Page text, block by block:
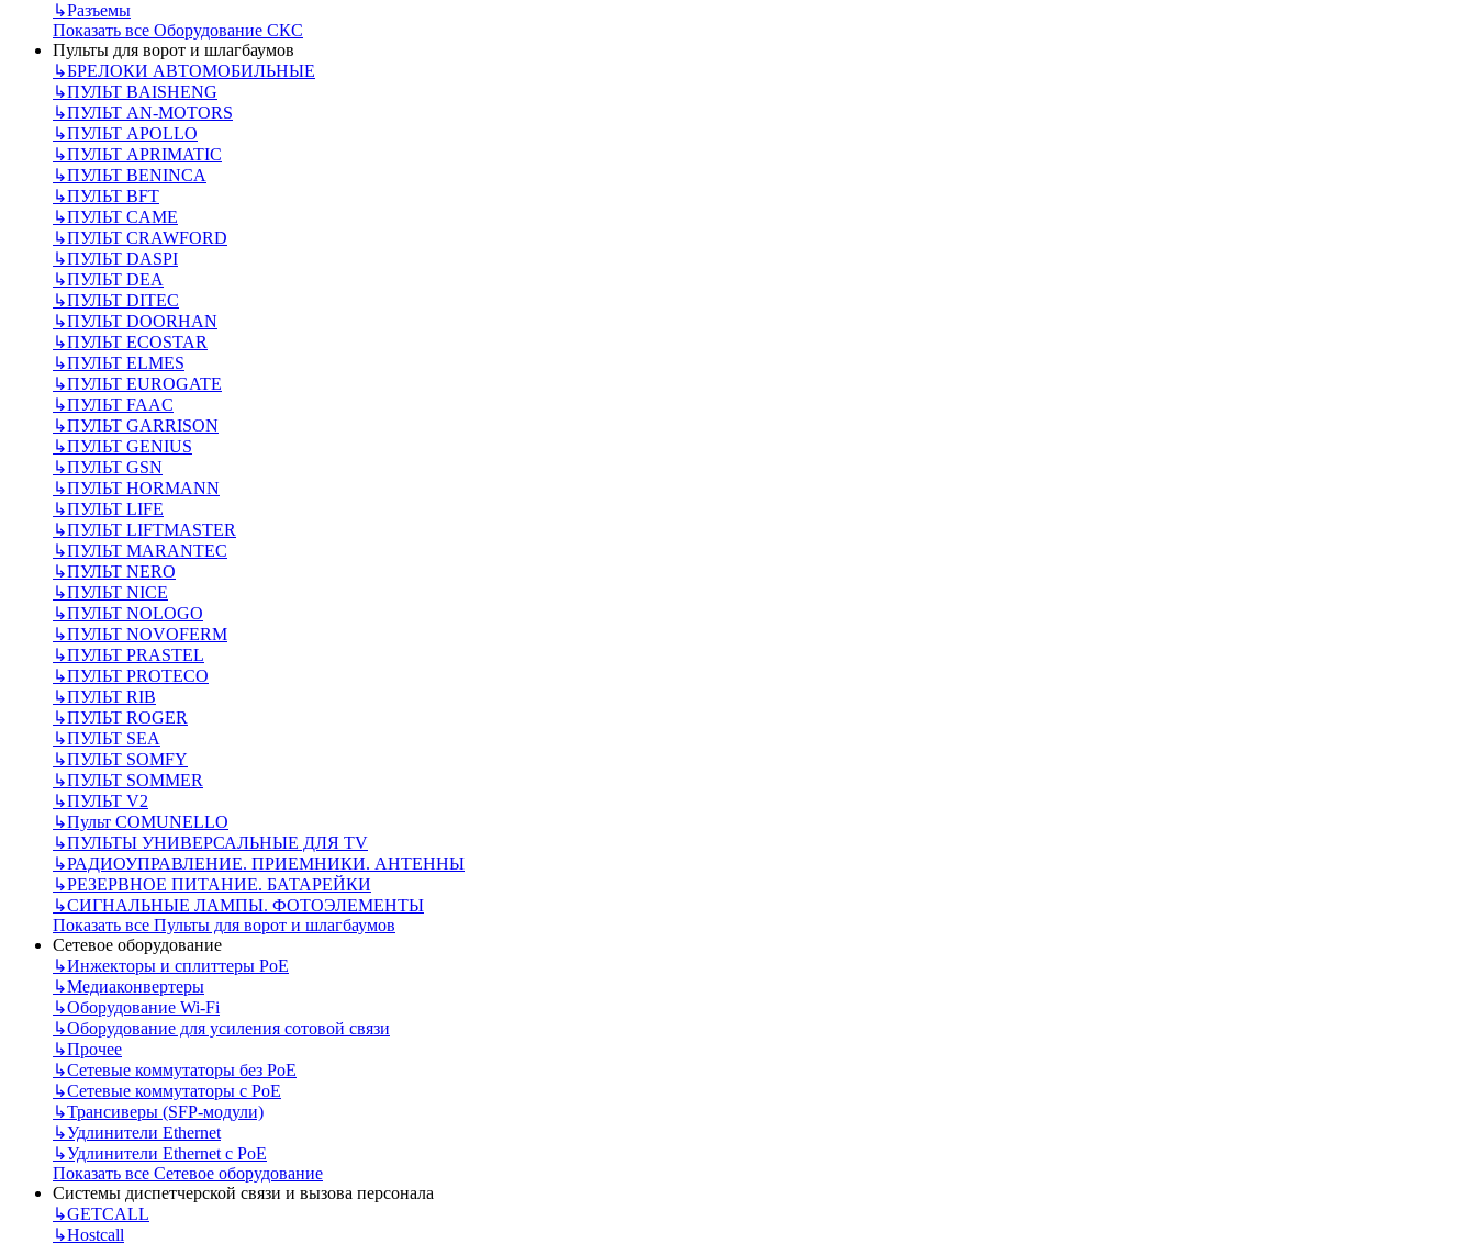
↳Разъемы
Показать все Оборудование СКС
Пульты для ворот и шлагбаумов
↳БРЕЛОКИ АВТОМОБИЛЬНЫЕ
↳ПУЛЬТ BAISHENG
↳ПУЛЬТ AN-MOTORS
↳ПУЛЬТ APOLLO
↳ПУЛЬТ APRIMATIC
↳ПУЛЬТ BENINCA
↳ПУЛЬТ BFT
↳ПУЛЬТ CAME
↳ПУЛЬТ CRAWFORD
↳ПУЛЬТ DASPI
↳ПУЛЬТ DEA
↳ПУЛЬТ DITEC
↳ПУЛЬТ DOORHAN
↳ПУЛЬТ ECOSTAR
↳ПУЛЬТ ELMES
↳ПУЛЬТ EUROGATE
↳ПУЛЬТ FAAC
↳ПУЛЬТ GARRISON
↳ПУЛЬТ GENIUS
↳ПУЛЬТ GSN
↳ПУЛЬТ HORMANN
↳ПУЛЬТ LIFE
↳ПУЛЬТ LIFTMASTER
↳ПУЛЬТ MARANTEC
↳ПУЛЬТ NERO
↳ПУЛЬТ NICE
↳ПУЛЬТ NOLOGO
↳ПУЛЬТ NOVOFERM
↳ПУЛЬТ PRASTEL
↳ПУЛЬТ PROTECO
↳ПУЛЬТ RIB
↳ПУЛЬТ ROGER
↳ПУЛЬТ SEA
↳ПУЛЬТ SOMFY
↳ПУЛЬТ SOMMER
↳ПУЛЬТ V2
↳Пульт СOMUNELLO
↳ПУЛЬТЫ УНИВЕРСАЛЬНЫЕ ДЛЯ TV
↳РАДИОУПРАВЛЕНИЕ. ПРИЕМНИКИ. АНТЕННЫ
↳РЕЗЕРВНОЕ ПИТАНИЕ. БАТАРЕЙКИ
↳СИГНАЛЬНЫЕ ЛАМПЫ. ФОТОЭЛЕМЕНТЫ
Показать все Пульты для ворот и шлагбаумов
Сетевое оборудование
↳Инжекторы и сплиттеры РоЕ
↳Медиаконвертеры
↳Оборудование Wi-Fi
↳Оборудование для усиления сотовой связи
↳Прочее
↳Сетевые коммутаторы без РоЕ
↳Сетевые коммутаторы с РоЕ
↳Трансиверы (SFP-модули)
↳Удлинители Ethernet
↳Удлинители Ethernet с PoE
Показать все Сетевое оборудование
Системы диспетчерской связи и вызова персонала
↳GETCALL
↳Hostcall